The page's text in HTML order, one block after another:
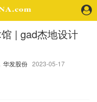
| gad杰地设计
华发股份 2023-05-17